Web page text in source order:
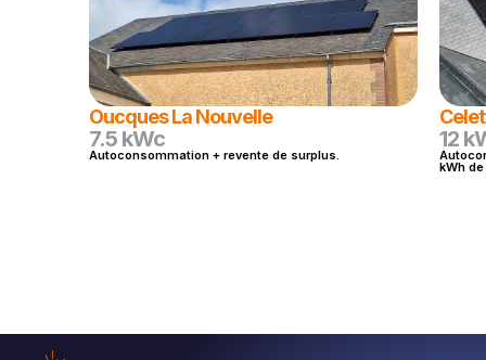
Oucques La Nouvelle
7.5 kWc
Autoconsommation + revente de surplus.
12
kWh